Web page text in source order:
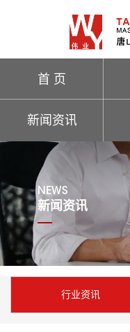
首 页
新闻资讯
NEWS
新闻资讯
行业资讯